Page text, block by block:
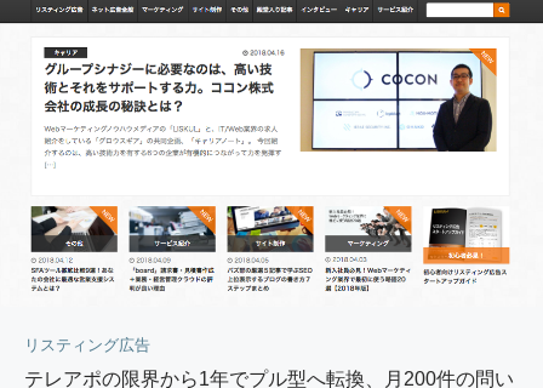
リスティング広告
テレアポの限界から1年でプル型へ転換、月200件の問い